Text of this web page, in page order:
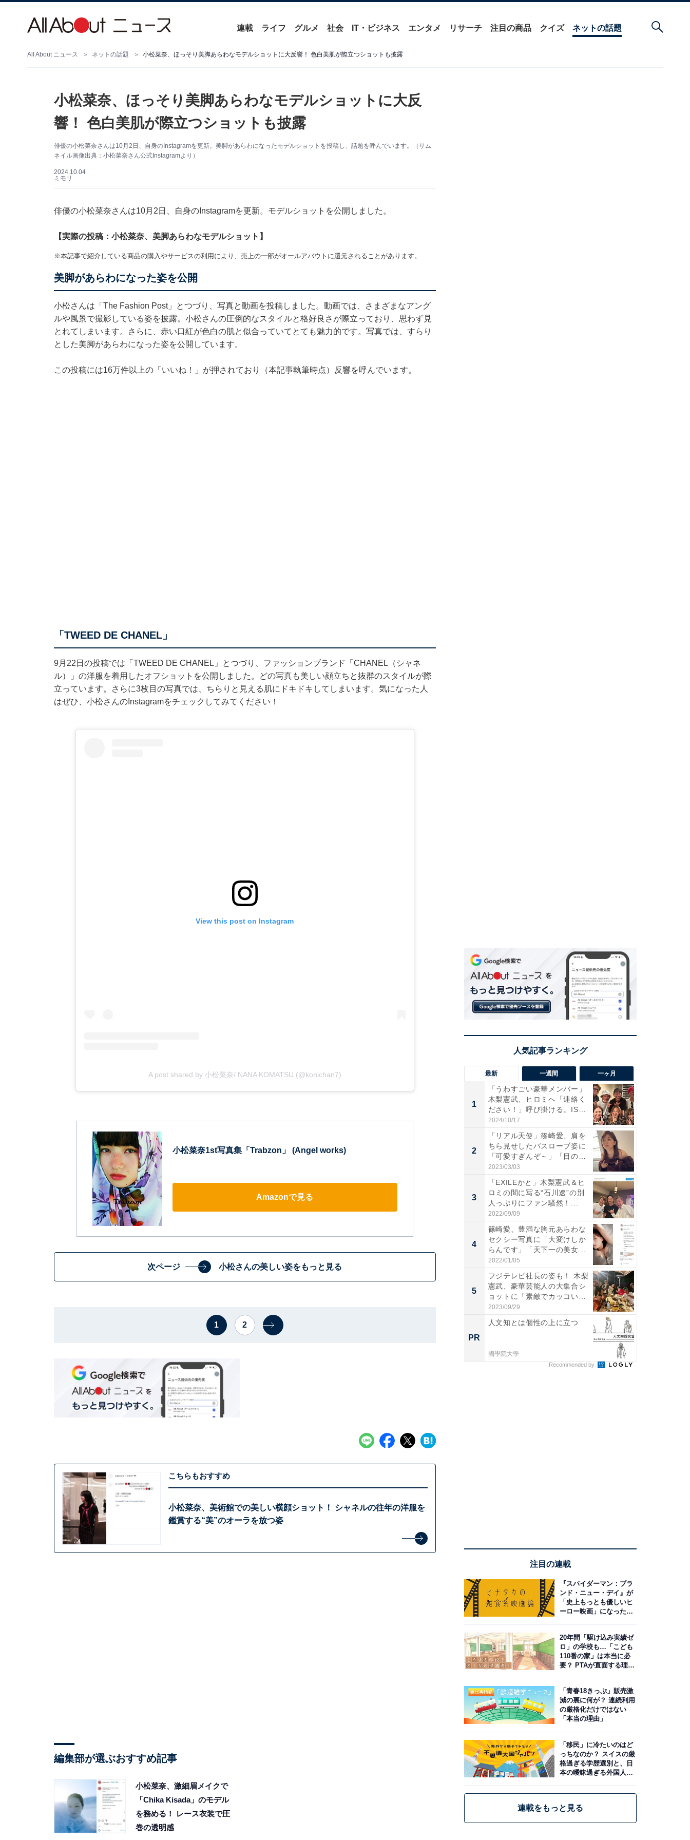
連載 ライフ グルメ 社会 IT・ビジネス エンタメ リサーチ 注目の商品 クイズ ネットの話題
All About ニュース ネットの話題 小松菜奈、ほっそり美脚あらわなモデルショットに大反響！ 色白美肌が際立つショットも披露
小松菜奈、ほっそり美脚あらわなモデルショットに大反
響！ 色白美肌が際立つショットも披露
俳優の小松菜奈さんは10月2日、自身のInstagramを更新。美脚があらわになったモデルショットを投稿し、話題を呼んでいます。（サム
ネイル画像出典：小松菜奈さん公式Instagramより）
2024.10.04
ミモリ
俳優の小松菜奈さんは10月2日、自身のInstagramを更新。モデルショットを公開しました。
【実際の投稿：小松菜奈、美脚あらわなモデルショット】
※本記事で紹介している商品の購入やサービスの利用により、売上の一部がオールアバウトに還元されることがあります。
美脚があらわになった姿を公開
小松さんは「The Fashion Post」とつづり、写真と動画を投稿しました。動画では、さまざまなアング
ルや風景で撮影している姿を披露。小松さんの圧倒的なスタイルと格好良さが際立っており、思わず見
とれてしまいます。さらに、赤い口紅が色白の肌と似合っていてとても魅力的です。写真では、すらり
とした美脚があらわになった姿を公開しています。
この投稿には16万件以上の「いいね！」が押されており（本記事執筆時点）反響を呼んでいます。
「TWEED DE CHANEL」
9月22日の投稿では「TWEED DE CHANEL」とつづり、ファッションブランド「CHANEL（シャネ
ル）」の洋服を着用したオフショットを公開しました。どの写真も美しい顔立ちと抜群のスタイルが際
立っています。さらに3枚目の写真では、ちらりと見える肌にドキドキしてしまいます。気になった人
はぜひ、小松さんのInstagramをチェックしてみてください！
View this post on Instagram
A post shared by 小松菜奈/ NANA KOMATSU (@konichan7)
小松菜奈1st写真集「Trabzon」 (Angel works)
Amazonで見る
次ページ 小松さんの美しい姿をもっと見る
1 2
こちらもおすすめ
小松菜奈、美術館での美しい横顔ショット！ シャネルの往年の洋服を
鑑賞する“美”のオーラを放つ姿
編集部が選ぶおすすめ記事
小松菜奈、激細眉メイクで
「Chika Kisada」のモデル
を務める！ レース衣装で圧
巻の透明感
最新 一週間 一ヶ月
1
「うわすごい豪華メンバー」
木梨憲武、ヒロミへ「連絡く
ださい！」呼び掛ける。IS
S...
2024/10/17
2
「リアル天使」篠崎愛、肩を
ちら見せしたバスローブ姿に
「可愛すぎんぞ～」「目の表
情...
2023/03/03
3
「EXILEかと」木梨憲武＆ヒ
ロミの間に写る“石川遼”の別
人っぷりにファン騒然！...
2022/09/09
4
篠崎愛、豊満な胸元あらわな
セクシー写真に「大変けしか
らんです」「天下一の美女で
す...
2022/01/05
5
フジテレビ社長の姿も！ 木梨
憲武、豪華芸能人の大集合シ
ョットに「素敵でカッコい
い...
2023/09/29
PR
人文知とは個性の上に立つ
國學院大學
Recommended by
注目の連載
『スパイダーマン：ブラ
ンド・ニュー・デイ』が
「史上もっとも優しいヒ
ーロー映画」になった理
20年間「駆け込み実績ゼ
ロ」の学校も…「こども
110番の家」は本当に必
要？ PTAが直面する理想
「青春18きっぷ」販売激
減の裏に何が？ 連続利用
の厳格化だけではない
「本当の理由」
「移民」に冷たいのはど
っちなのか？ スイスの厳
格過ぎる学歴選別と、日
本の曖昧過ぎる外国人政
連載をもっと見る